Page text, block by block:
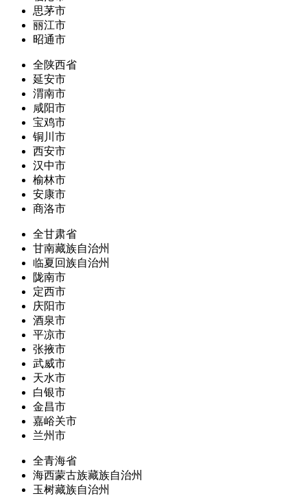
思茅市
丽江市
昭通市
全陕西省
延安市
渭南市
咸阳市
宝鸡市
铜川市
西安市
汉中市
榆林市
安康市
商洛市
全甘肃省
甘南藏族自治州
临夏回族自治州
陇南市
定西市
庆阳市
酒泉市
平凉市
张掖市
武威市
天水市
白银市
金昌市
嘉峪关市
兰州市
全青海省
海西蒙古族藏族自治州
玉树藏族自治州